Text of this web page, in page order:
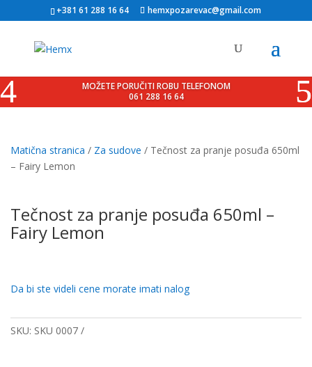
+381 61 288 16 64 hemxpozarevac@gmail.com
MOŽETE PORUČITI ROBU TELEFONOM
061 288 16 64
Matična stranica / Za sudove / Tečnost za pranje posuđa 650ml
– Fairy Lemon
Sale!
Tečnost za pranje posuđa 650ml –
Fairy Lemon
Da bi ste videli cene morate imati nalog
SKU: SKU 0007